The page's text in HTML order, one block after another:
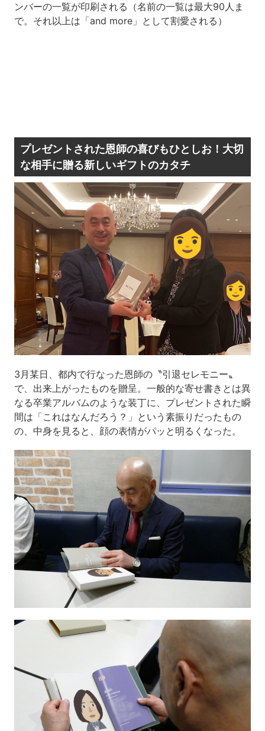
ンバーの一覧が印刷される（名前の一覧は最大90人ま
で。それ以上は「and more」として割愛される）
プレゼントされた恩師の喜びもひとしお！大切
な相手に贈る新しいギフトのカタチ
3月某日、都内で行なった恩師の〝引退セレモニー〟
で、出来上がったものを贈呈。一般的な寄せ書きとは異
なる卒業アルバムのような装丁に、プレゼントされた瞬
間は「これはなんだろう？」という素振りだったもの
の、中身を見ると、顔の表情がパッと明るくなった。